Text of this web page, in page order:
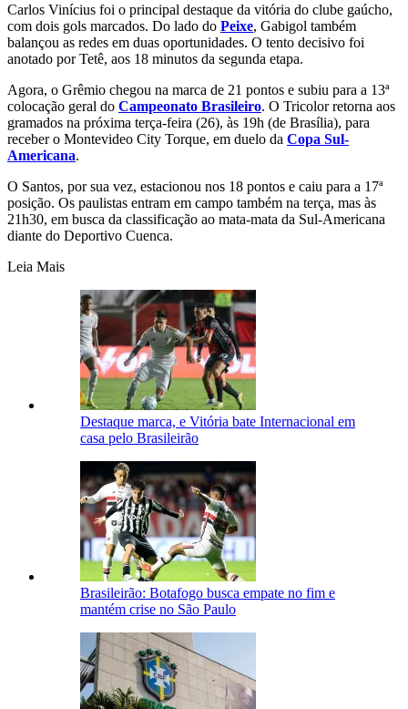
Carlos Vinícius foi o principal destaque da vitória do clube gaúcho,
com dois gols marcados. Do lado do Peixe, Gabigol também
balançou as redes em duas oportunidades. O tento decisivo foi
anotado por Tetê, aos 18 minutos da segunda etapa.
Agora, o Grêmio chegou na marca de 21 pontos e subiu para a 13ª
colocação geral do Campeonato Brasileiro. O Tricolor retorna aos
gramados na próxima terça-feira (26), às 19h (de Brasília), para
receber o Montevideo City Torque, em duelo da Copa Sul-
Americana.
O Santos, por sua vez, estacionou nos 18 pontos e caiu para a 17ª
posição. Os paulistas entram em campo também na terça, mas às
21h30, em busca da classificação ao mata-mata da Sul-Americana
diante do Deportivo Cuenca.
Leia Mais
Destaque marca, e Vitória bate Internacional em
casa pelo Brasileirão
Brasileirão: Botafogo busca empate no fim e
mantém crise no São Paulo